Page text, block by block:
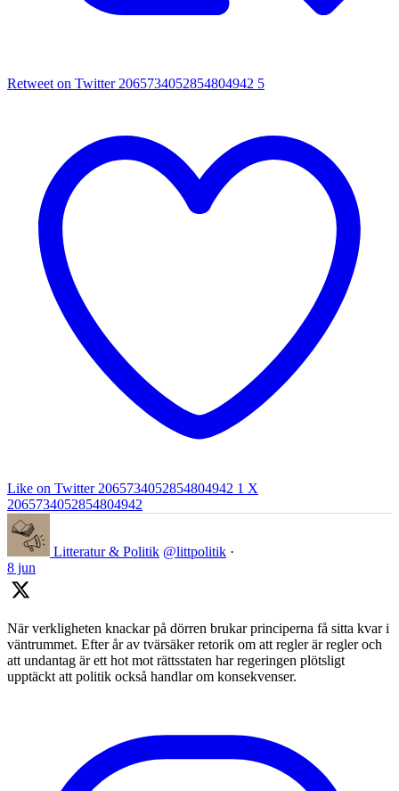
Retweet on Twitter 2065734052854804942 5
Like on Twitter 2065734052854804942 1 X
2065734052854804942
Litteratur & Politik @littpolitik ·
8 jun
När verkligheten knackar på dörren brukar principerna få sitta kvar i
väntrummet. Efter år av tvärsäker retorik om att regler är regler och
att undantag är ett hot mot rättsstaten har regeringen plötsligt
upptäckt att politik också handlar om konsekvenser.